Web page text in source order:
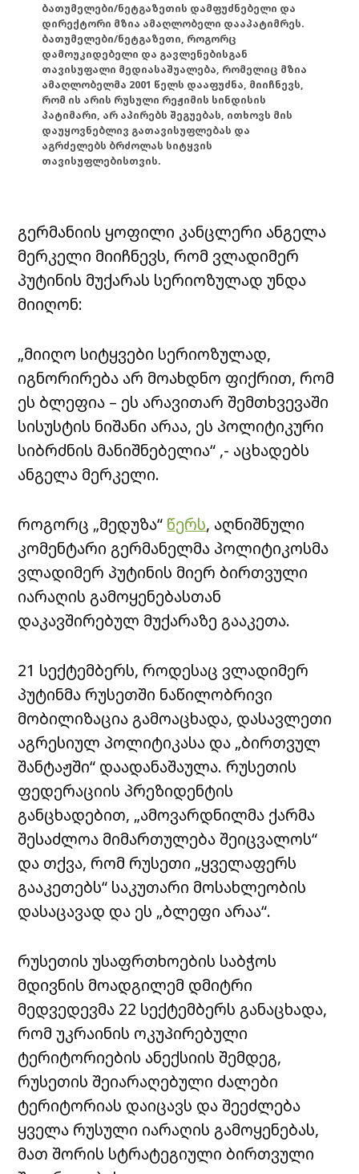
ბათუმელები/ნეტგაზეთის დამფუძნებელი და
დირექტორი მზია ამაღლობელი დააპატიმრეს.
ბათუმელები/ნეტგაზეთი, როგორც
დამოუკიდებელი და გავლენებისგან
თავისუფალი მედიასაშუალება, რომელიც მზია
ამაღლობელმა 2001 წელს დააფუძნა, მიიჩნევს,
რომ ის არის რუსული რეჟიმის სინდისის
პატიმარი, არ აპირებს შეგუებას, ითხოვს მის
დაუყოვნებლივ გათავისუფლებას და
აგრძელებს ბრძოლას სიტყვის
თავისუფლებისთვის.
გერმანიის ყოფილი კანცლერი ანგელა
მერკელი მიიჩნევს, რომ ვლადიმერ
პუტინის მუქარას სერიოზულად უნდა
მიიღონ:
„მიიღო სიტყვები სერიოზულად,
იგნორირება არ მოახდნო ფიქრით, რომ
ეს ბლეფია – ეს არავითარ შემთხვევაში
სისუსტის ნიშანი არაა, ეს პოლიტიკური
სიბრძნის მანიშნებელია“ ,- აცხადებს
ანგელა მერკელი.
როგორც „მედუზა“ წერს, აღნიშნული
კომენტარი გერმანელმა პოლიტიკოსმა
ვლადიმერ პუტინის მიერ ბირთვული
იარაღის გამოყენებასთან
დაკავშირებულ მუქარაზე გააკეთა.
21 სექტემბერს, როდესაც ვლადიმერ
პუტინმა რუსეთში ნაწილობრივი
მობილიზაცია გამოაცხადა, დასავლეთი
აგრესიულ პოლიტიკასა და „ბირთვულ
შანტაჟში“ დაადანაშაულა. რუსეთის
ფედერაციის პრეზიდენტის
განცხადებით, „ამოვარდნილმა ქარმა
შესაძლოა მიმართულება შეიცვალოს“
და თქვა, რომ რუსეთი „ყველაფერს
გააკეთებს“ საკუთარი მოსახლეობის
დასაცავად და ეს „ბლეფი არაა“.
რუსეთის უსაფრთხოების საბჭოს
მდივნის მოადგილემ დმიტრი
მედვედევმა 22 სექტემბერს განაცხადა,
რომ უკრაინის ოკუპირებული
ტერიტორიების ანექსიის შემდეგ,
რუსეთის შეიარაღებული ძალები
ტერიტორიას დაიცავს და შეეძლება
ყველა რუსული იარაღის გამოყენებას,
მათ შორის სტრატეგიული ბირთვული